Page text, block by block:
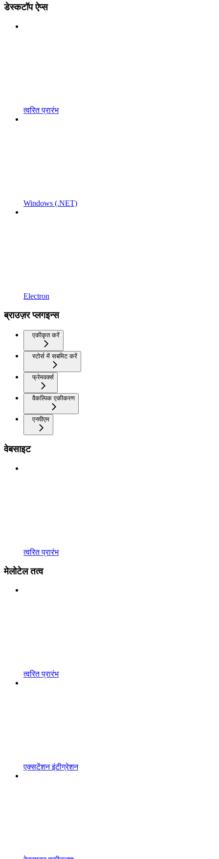
डेस्कटॉप ऐप्स
त्वरित प्रारंभ
Windows (.NET)
Electron
ब्राउज़र प्लगइन्स
एकीकृत करें
स्टोर्स में सबमिट करें
फ्रेमवर्क्स
वैकल्पिक एकीकरण
एनपीएम
वेबसाइट
त्वरित प्रारंभ
मेलोटेल तत्व
त्वरित प्रारंभ
एक्सटेंशन इंटीग्रेशन